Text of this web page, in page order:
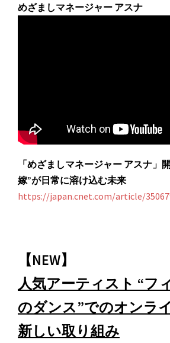
めざましマネージャー アスナ
「めざましマネージャー アスナ」
嫁”が日常に溶け込む未来
https://japan.cnet.com/article/
【NEW】
人気アーティスト “フ
のダンス”でのオンラ
新しい取り組み